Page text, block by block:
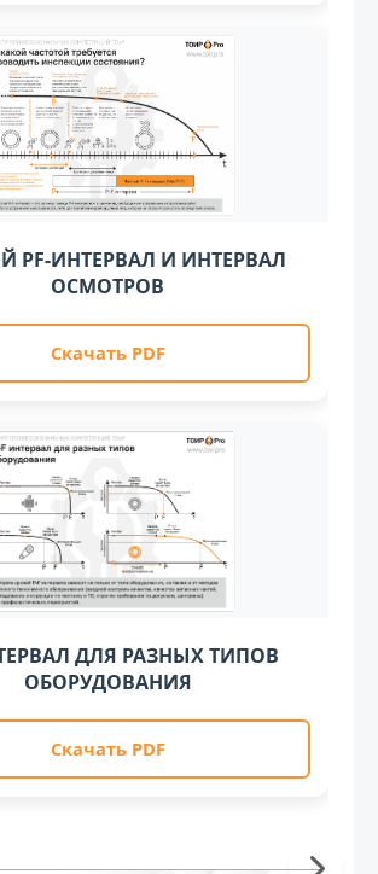
PF-ИНТЕРВАЛ И ИНТЕРВАЛ
ОСМОТРОВ
Скачать PDF
ДЛЯ РАЗНЫХ ТИПОВ
ОБОРУДОВАНИЯ
Скачать PDF